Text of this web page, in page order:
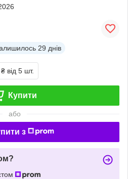
29 днів
від 5 шт.
Купити
або
з